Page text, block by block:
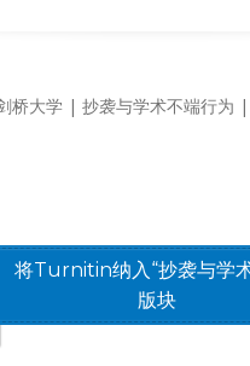
桥大学 | 抄袭与学术不端行为
将Turnitin纳入“抄袭与学
版块